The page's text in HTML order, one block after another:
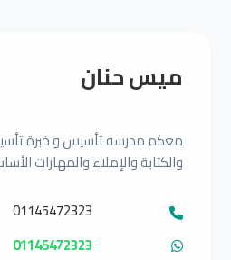
ميس حنان
معكم مدرسه تأسيس و خبرة
والكتابة والإملاء والمهارات
01145472323
01145472323